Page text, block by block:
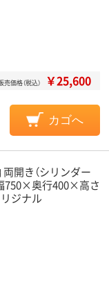
売価格（税込） ￥25,600
カゴへ
開き（シリンダー
幅750×奥行400×高さ
ジナル